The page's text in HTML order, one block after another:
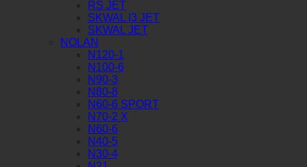
RS JET
SKWAL I3 JET
SKWAL JET
NOLAN
N120-1
N100-6
N90-3
N80-8
N60-6 SPORT
N70-2 X
N60-6
N40-5
N30-4